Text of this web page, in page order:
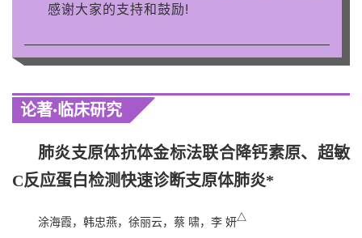
感谢大家的支持和鼓励!
论著·临床研究
肺炎支原体抗体金标法联合降钙素原、超敏
C反应蛋白检测快速诊断支原体肺炎*
涂海霞，韩忠燕，徐丽云，蔡 啸，李 妍△